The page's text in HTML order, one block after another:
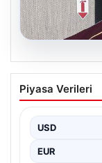
Mohamed
Victor
Piyasa Verileri
USD
EUR